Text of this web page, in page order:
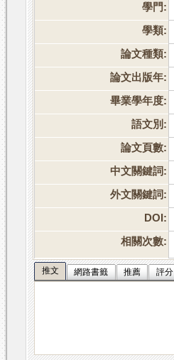
學門:
學類:
論文種類:
論文出版年:
畢業學年度:
語文別:
論文頁數:
中文關鍵詞:
外文關鍵詞:
DOI:
相關次數:
推文 網路書籤 推薦 評分